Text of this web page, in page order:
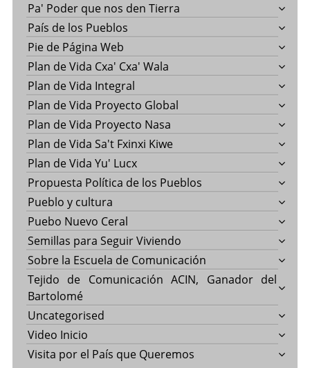
Pa' Poder que nos den Tierra
País de los Pueblos
Pie de Página Web
Plan de Vida Cxa' Cxa' Wala
Plan de Vida Integral
Plan de Vida Proyecto Global
Plan de Vida Proyecto Nasa
Plan de Vida Sa't Fxinxi Kiwe
Plan de Vida Yu' Lucx
Propuesta Política de los Pueblos
Pueblo y cultura
Puebo Nuevo Ceral
Semillas para Seguir Viviendo
Sobre la Escuela de Comunicación
Tejido de Comunicación ACIN, Ganador del
Bartolomé
Uncategorised
Video Inicio
Visita por el País que Queremos